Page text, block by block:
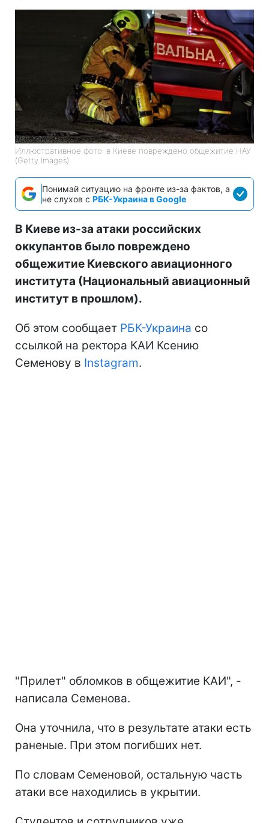
Иллюстративное фото: в Киеве повреждено общежитие НАУ
(Getty Images)
Понимай ситуацию на фронте из-за фактов, а
не слухов с РБК-Украина в Google
В Киеве из-за атаки российских
оккупантов было повреждено
общежитие Киевского авиационного
института (Национальный авиационный
институт в прошлом).
Об этом сообщает РБК-Украина со
ссылкой на ректора КАИ Ксению
Семенову в Instagram.
"Прилет" обломков в общежитие КАИ", -
написала Семенова.
Она уточнила, что в результате атаки есть
раненые. При этом погибших нет.
По словам Семеновой, остальную часть
атаки все находились в укрытии.